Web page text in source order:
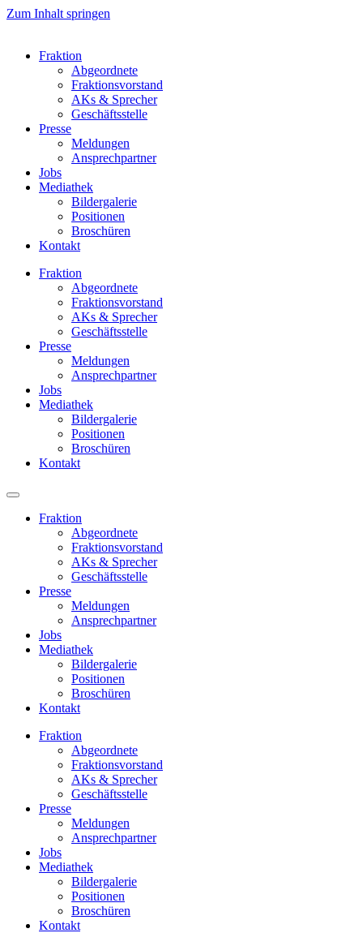
Zum Inhalt springen
Fraktion
Abgeordnete
Fraktions­vorstand
AKs & Sprecher
Geschäftsstelle
Presse
Meldungen
Ansprechpartner
Jobs
Mediathek
Bildergalerie
Positionen
Broschüren
Kontakt
Fraktion
Abgeordnete
Fraktions­vorstand
AKs & Sprecher
Geschäftsstelle
Presse
Meldungen
Ansprechpartner
Jobs
Mediathek
Bildergalerie
Positionen
Broschüren
Kontakt
Fraktion
Abgeordnete
Fraktions­vorstand
AKs & Sprecher
Geschäftsstelle
Presse
Meldungen
Ansprechpartner
Jobs
Mediathek
Bildergalerie
Positionen
Broschüren
Kontakt
Fraktion
Abgeordnete
Fraktions­vorstand
AKs & Sprecher
Geschäftsstelle
Presse
Meldungen
Ansprechpartner
Jobs
Mediathek
Bildergalerie
Positionen
Broschüren
Kontakt